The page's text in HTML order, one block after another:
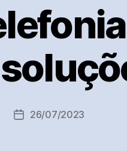
Data26/07/2023